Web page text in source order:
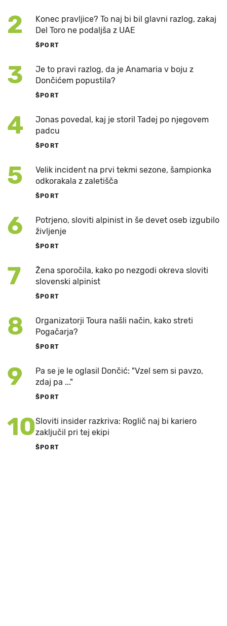
2
Konec pravljice? To naj bi bil glavni razlog, zakaj
Del Toro ne podaljša z UAE
ŠPORT
3
Je to pravi razlog, da je Anamaria v boju z
Dončićem popustila?
ŠPORT
4
Jonas povedal, kaj je storil Tadej po njegovem
padcu
ŠPORT
5
Velik incident na prvi tekmi sezone, šampionka
odkorakala z zaletišča
ŠPORT
6
Potrjeno, sloviti alpinist in še devet oseb izgubilo
življenje
ŠPORT
7
Žena sporočila, kako po nezgodi okreva sloviti
slovenski alpinist
ŠPORT
8
Organizatorji Toura našli način, kako streti
Pogačarja?
ŠPORT
9
Pa se je le oglasil Dončić: "Vzel sem si pavzo,
zdaj pa ..."
ŠPORT
10Sloviti insider razkriva: Roglič naj bi kariero
zaključil pri tej ekipi
ŠPORT